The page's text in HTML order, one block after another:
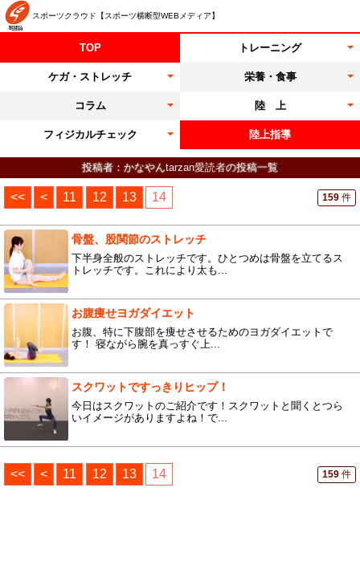
スポーツクラウド【スポーツ横断型WEBメディア】
TOP トレーニング
ケガ・ストレッチ 栄養・食事
コラム 陸 上
フィジカルチェック 陸上指導
投稿者：かなやんtarzan愛読者の投稿一覧
<< < 11 12 13 14 159 件
骨盤、股関節のストレッチ
下半身全般のストレッチです。ひとつめは骨盤を立てるス
トレッチです。これにより太も...
お腹痩せヨガダイエット
お腹、特に下腹部を痩せさせるためのヨガダイエットで
す！ 寝ながら腕を真っすぐ上...
スクワットですっきりヒップ！
今日はスクワットのご紹介です！スクワットと聞くとつら
いイメージがありますよね！で...
<< < 11 12 13 14 159 件